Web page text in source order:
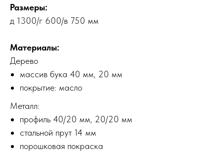
Размеры:
д 1300/г 600/в 750 мм
Материалы:
Дерево
массив бука 40 мм, 20 мм
покрытие: масло
Металл:
профиль 40/20 мм, 20/20 мм
стальной прут 14 мм
порошковая покраска